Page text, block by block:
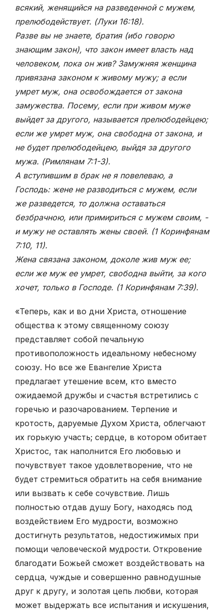
всякий, женящийся на разведенной с мужем,
прелюбодействует. (Луки 16:18).
Разве вы не знаете, братия (ибо говорю
знающим закон), что закон имеет власть над
человеком, пока он жив? Замужняя женщина
привязана законом к живому мужу; а если
умрет муж, она освобождается от закона
замужества. Посему, если при живом муже
выйдет за другого, называется прелюбодейцею;
если же умрет муж, она свободна от закона, и
не будет прелюбодейцею, выйдя за другого
мужа. (Римлянам 7:1-3).
А вступившим в брак не я повелеваю, а
Господь: жене не разводиться с мужем, если
же разведется, то должна оставаться
безбрачною, или примириться с мужем своим, -
и мужу не оставлять жены своей. (1 Коринфянам
7:10, 11).
Жена связана законом, доколе жив муж ее;
если же муж ее умрет, свободна выйти, за кого
хочет, только в Господе. (1 Коринфянам 7:39).
«Теперь, как и во дни Христа, отношение
общества к этому священному союзу
представляет собой печальную
противоположность идеальному небесному
союзу. Но все же Евангелие Христа
предлагает утешение всем, кто вместо
ожидаемой дружбы и счастья встретились с
горечью и разочарованием. Терпение и
кротость, даруемые Духом Христа, облегчают
их горькую участь; сердце, в котором обитает
Христос, так наполнится Его любовью и
почувствует такое удовлетворение, что не
будет стремиться обратить на себя внимание
или вызвать к себе сочувствие. Лишь
полностью отдав душу Богу, находясь под
воздействием Его мудрости, возможно
достигнуть результатов, недостижимых при
помощи человеческой мудрости. Откровение
благодати Божьей сможет воздействовать на
сердца, чуждые и совершенно равнодушные
друг к другу, и золотая цепь любви, которая
может выдержать все испытания и искушения,